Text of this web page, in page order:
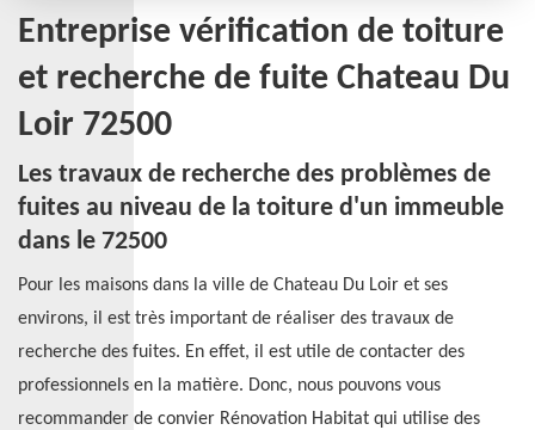
Entreprise vérification de toiture
et recherche de fuite Chateau Du
Loir 72500
Les travaux de recherche des problèmes de
fuites au niveau de la toiture d'un immeuble
dans le 72500
Pour les maisons dans la ville de Chateau Du Loir et ses
environs, il est très important de réaliser des travaux de
recherche des fuites. En effet, il est utile de contacter des
professionnels en la matière. Donc, nous pouvons vous
recommander de convier Rénovation Habitat qui utilise des